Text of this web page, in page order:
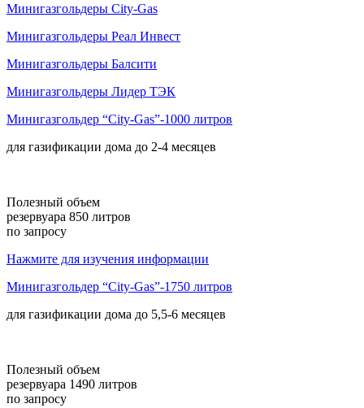
Минигазгольдеры City-Gas
Минигазгольдеры Реал Инвест
Минигазгольдеры Балсити
Минигазгольдеры Лидер ТЭК
Минигазгольдер “City-Gas”-1000 литров
для газификации дома до 2-4 месяцев
Полезный объем
резервуара 850 литров
по запросу
Нажмите для изучения информации
Минигазгольдер “City-Gas”-1750 литров
для газификации дома до 5,5-6 месяцев
Полезный объем
резервуара 1490 литров
по запросу